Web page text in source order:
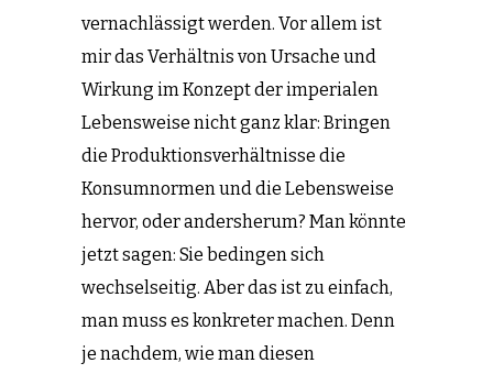
vernachlässigt werden. Vor allem ist
mir das Verhältnis von Ursache und
Wirkung im Konzept der imperialen
Lebensweise nicht ganz klar: Bringen
die Produktionsverhältnisse die
Konsumnormen und die Lebensweise
hervor, oder andersherum? Man könnte
jetzt sagen: Sie bedingen sich
wechselseitig. Aber das ist zu einfach,
man muss es konkreter machen. Denn
je nachdem, wie man diesen